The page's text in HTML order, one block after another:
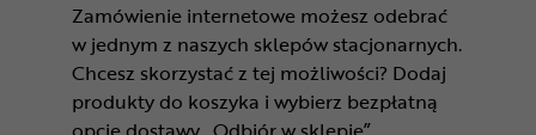
Zamówienie internetowe możesz odebrać
w jednym z naszych sklepów stacjonarnych.
Chcesz skorzystać z tej możliwości? Dodaj
produkty do koszyka i wybierz bezpłatną